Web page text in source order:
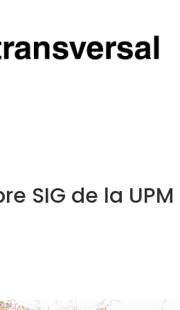
SIG de la UPM